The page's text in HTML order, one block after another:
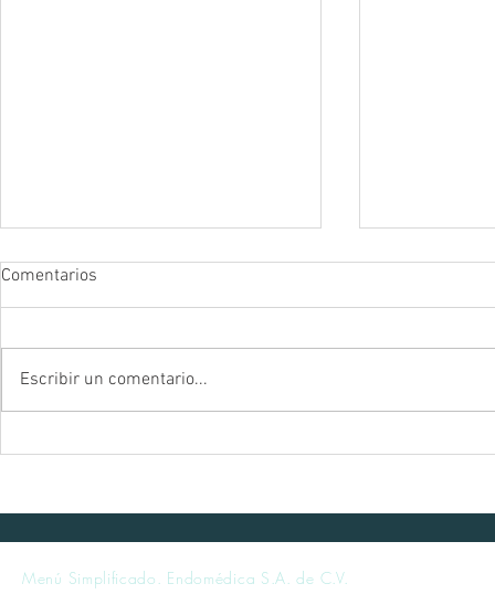
Comentarios
Escribir un comentario...
Menú Simplificado. Endomédica S.A. de C.V.